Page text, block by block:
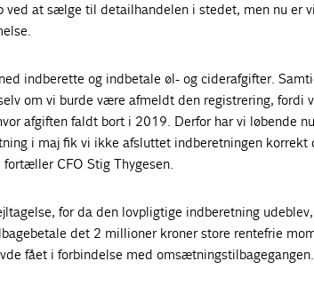
ved at sælge til detailhandelen i stedet, men nu er
indberette og indbetale øl- og ciderafgifter.
om vi burde være afmeldt den registrering, fordi
afgiften faldt bort i 2019. Derfor har vi løbende
i maj fik vi ikke afsluttet indberetningen
fortæller CFO Stig Thygesen.
for da den lovpligtige indberetning
det 2 millioner kroner store rentefrie
fået i forbindelse med omsætningstilbagegangen.